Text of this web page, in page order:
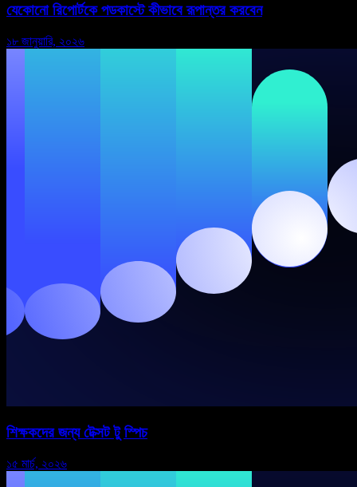
যেকোনো রিপোর্টকে পডকাস্টে কীভাবে রূপান্তর করবেন
১৮ জানুয়ারি, ২০২৬
শিক্ষকদের জন্য টেক্সট টু স্পিচ
১৫ মার্চ, ২০২৬